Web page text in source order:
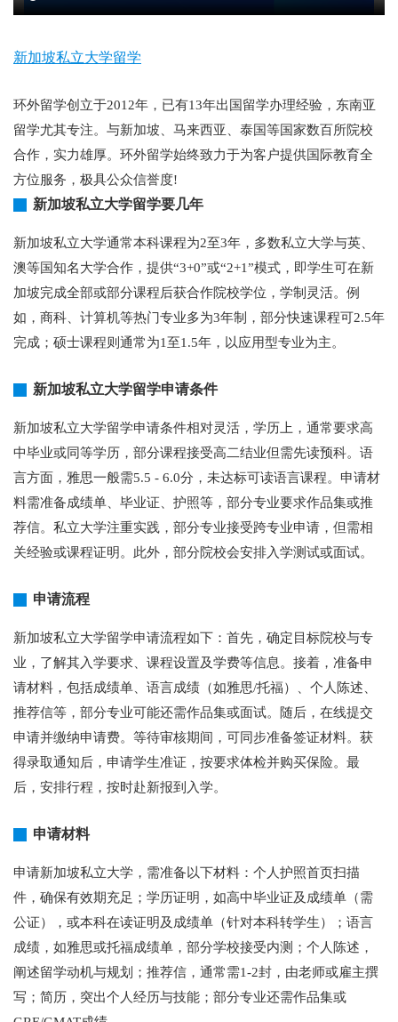
新加坡私立大学留学
环外留学创立于2012年，已有13年出国留学办理经验，东南亚
留学尤其专注。与新加坡、马来西亚、泰国等国家数百所院校
合作，实力雄厚。环外留学始终致力于为客户提供国际教育全
方位服务，极具公众信誉度!
新加坡私立大学留学要几年
新加坡私立大学通常本科课程为2至3年，多数私立大学与英、
澳等国知名大学合作，提供“3+0”或“2+1”模式，即学生可在新
加坡完成全部或部分课程后获合作院校学位，学制灵活。例
如，商科、计算机等热门专业多为3年制，部分快速课程可2.5年
完成；硕士课程则通常为1至1.5年，以应用型专业为主。
新加坡私立大学留学申请条件
新加坡私立大学留学申请条件相对灵活，学历上，通常要求高
中毕业或同等学历，部分课程接受高二结业但需先读预科。语
言方面，雅思一般需5.5 - 6.0分，未达标可读语言课程。申请材
料需准备成绩单、毕业证、护照等，部分专业要求作品集或推
荐信。私立大学注重实践，部分专业接受跨专业申请，但需相
关经验或课程证明。此外，部分院校会安排入学测试或面试。
申请流程
新加坡私立大学留学申请流程如下：首先，确定目标院校与专
业，了解其入学要求、课程设置及学费等信息。接着，准备申
请材料，包括成绩单、语言成绩（如雅思/托福）、个人陈述、
推荐信等，部分专业可能还需作品集或面试。随后，在线提交
申请并缴纳申请费。等待审核期间，可同步准备签证材料。获
得录取通知后，申请学生准证，按要求体检并购买保险。最
后，安排行程，按时赴新报到入学。
申请材料
申请新加坡私立大学，需准备以下材料：个人护照首页扫描
件，确保有效期充足；学历证明，如高中毕业证及成绩单（需
公证），或本科在读证明及成绩单（针对本科转学生）；语言
成绩，如雅思或托福成绩单，部分学校接受内测；个人陈述，
阐述留学动机与规划；推荐信，通常需1-2封，由老师或雇主撰
写；简历，突出个人经历与技能；部分专业还需作品集或